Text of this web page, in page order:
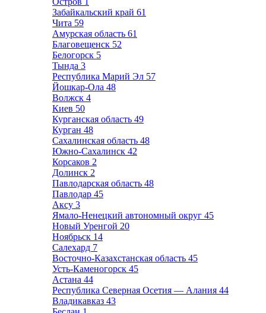
Забайкальский край 61
Чита 59
Амурская область 61
Благовещенск 52
Белогорск 5
Тында 3
Республика Марий Эл 57
Йошкар-Ола 48
Волжск 4
Киев 50
Курганская область 49
Курган 48
Сахалинская область 48
Южно-Сахалинск 42
Корсаков 2
Долинск 2
Павлодарская область 48
Павлодар 45
Аксу 3
Ямало-Ненецкий автономный округ 45
Новый Уренгой 20
Ноябрьск 14
Салехард 7
Восточно-Казахстанская область 45
Усть-Каменогорск 45
Астана 44
Республика Северная Осетия — Алания 44
Владикавказ 43